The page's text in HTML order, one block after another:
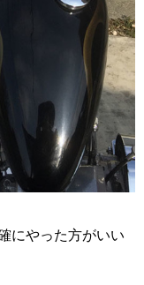
にやった方がいい